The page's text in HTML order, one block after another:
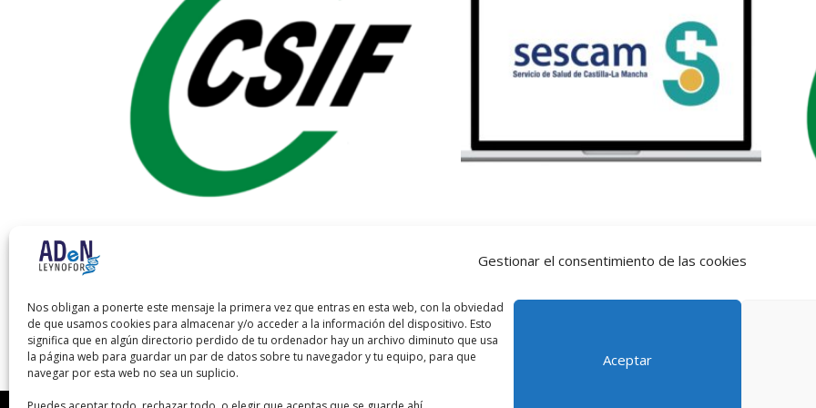
Gestionar el consentimiento de las cookies
Nos obligan a ponerte este mensaje la primera vez que entras en esta web, con la obviedad
de que usamos cookies para almacenar y/o acceder a la información del dispositivo. Esto
significa que en algún directorio perdido de tu ordenador hay un archivo diminuto que usa
la página web para guardar un par de datos sobre tu navegador y tu equipo, para que
navegar por esta web no sea un suplicio.
Aceptar
80,00€ El
precio
original
era:
40,00€El
precio
actual
es:
Auxiliar Administrativo
SESCAM Online
80,00€
El40,00